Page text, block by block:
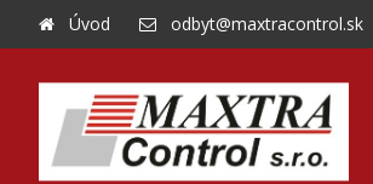
Úvod odbyt@maxtracontrol.sk